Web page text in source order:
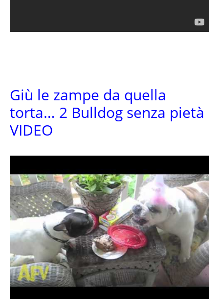
Giù le zampe da quella
torta… 2 Bulldog senza pietà
VIDEO